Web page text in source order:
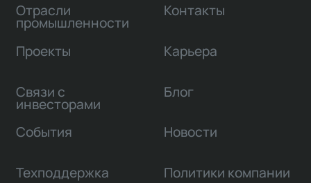
Отрасли
промышленности
Проекты
Связи с
инвесторами
Контакты
Карьера
Блог
События Новости
Техподдержка Политики компании